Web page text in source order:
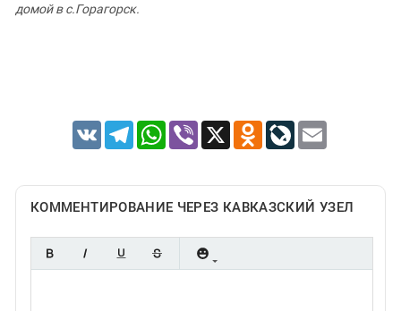
домой вс.Горагорск.
VK TelegramWhatsApp
Viber X Odnoklassniki
LiveJournal
Email
КОММЕНТИРОВАНИЕ ЧЕРЕЗ КАВКАЗСКИЙ УЗЕЛ